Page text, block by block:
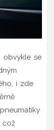
, obvykle se
i zde
což